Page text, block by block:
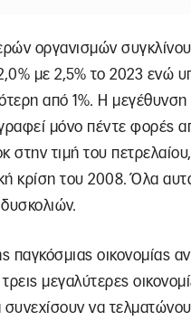
οργανισμών
με 2,5% το 2023 ενώ
από 1%. Η
μόνο πέντε φορές
στην τιμή του
κρίση του 2008. Όλα
παγκόσμιας οικονομίας
μεγαλύτερες
να